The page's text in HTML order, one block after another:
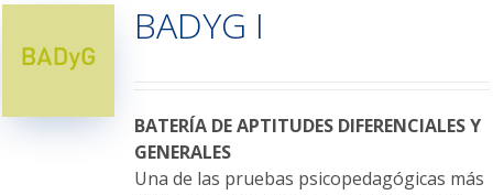
Las
opciones
elegir
en
la
BADYG I
BATERÍA DE APTITUDES DIFERENCIALES Y
GENERALES
Una de las pruebas psicopedagógicas más